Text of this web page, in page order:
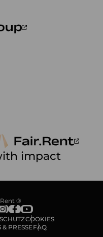
impact
®
COOKIES
& PRESSEFAQ